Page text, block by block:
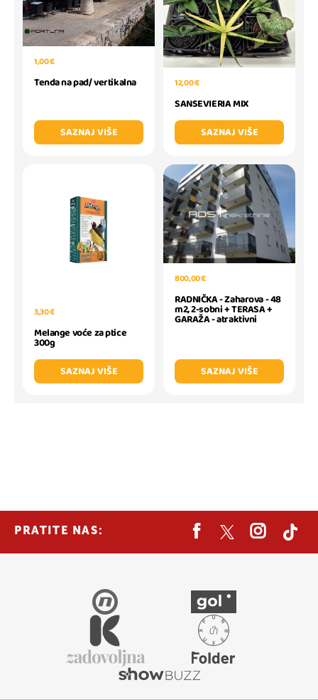
1,00 €
Tenda na pad/ vertikalna
SAZNAJ VIŠE
12,00 €
SANSEVIERIA MIX
SAZNAJ VIŠE
3,30 €
Melange voće za ptice
300g
SAZNAJ VIŠE
800,00 €
RADNIČKA - Zaharova - 48
m2, 2-sobni + TERASA +
GARAŽA - atraktivni
SAZNAJ VIŠE
PRATITE NAS: